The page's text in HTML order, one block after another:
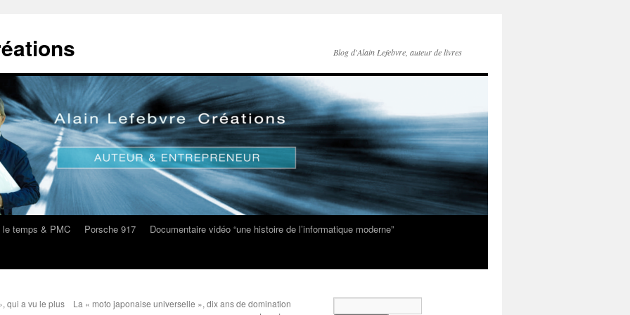
Blog d'Alain Lefebvre, auteur de livres
le temps & PMC Porsche 917
Documentaire vidéo “une histoire de l’informatique moderne”
qui a vu le plus
La « moto japonaise universelle », dix ans de domination